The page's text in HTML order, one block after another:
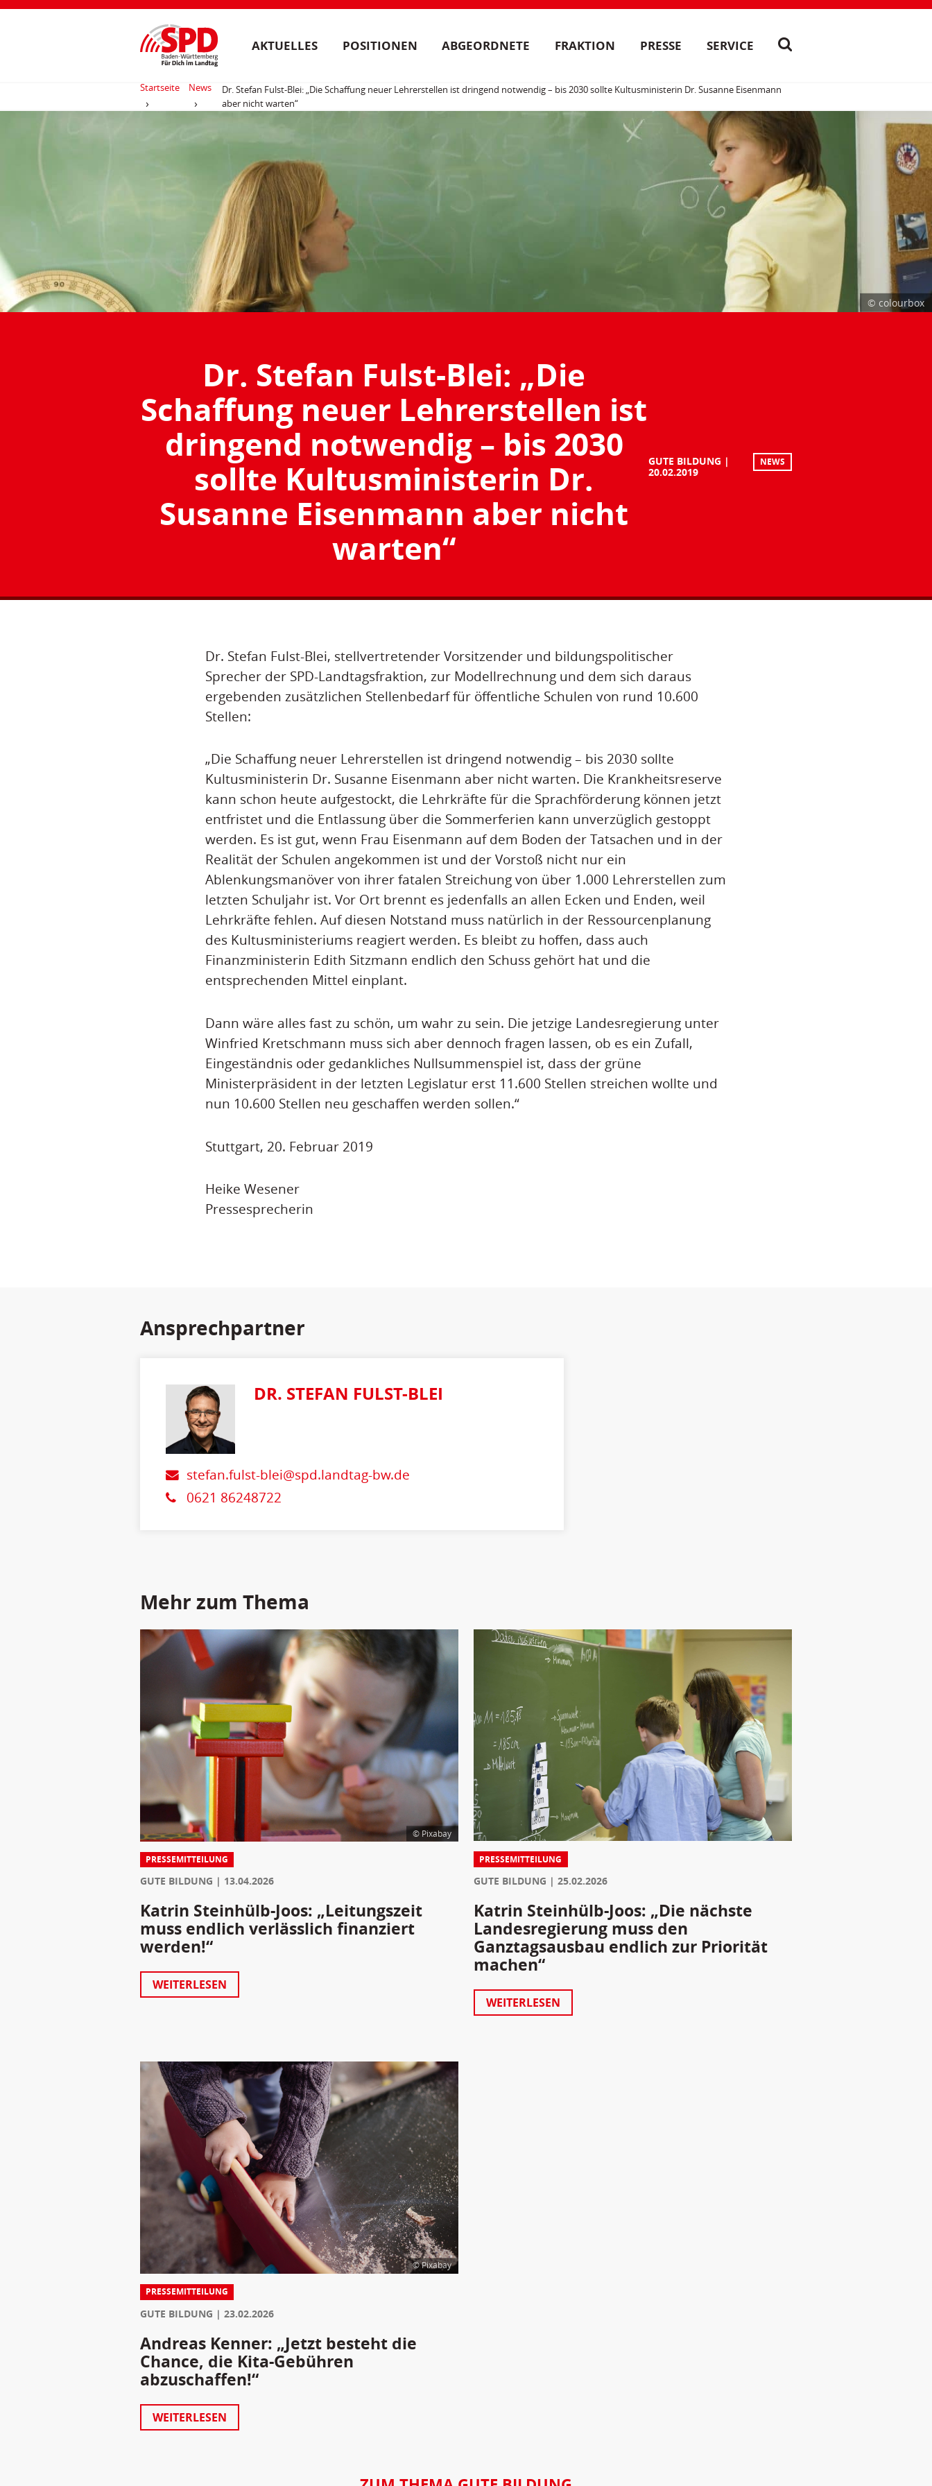
AKTUELLES POSITIONEN ABGEORDNETE FRAKTION PRESSE SERVICE
Startseite News
Dr. Stefan Fulst-Blei: „Die Schaffung neuer Lehrerstellen ist dringend notwendig – bis 2030 sollte Kultusministerin Dr. Susanne Eisenmann
aber nicht warten“
© colourbox
Dr. Stefan Fulst-Blei: „Die
Schaffung neuer Lehrerstellen ist
dringend notwendig – bis 2030
sollte Kultusministerin Dr.
Susanne Eisenmann aber nicht
warten“
GUTE BILDUNG
20.02.2019
NEWS
Dr. Stefan Fulst-Blei, stellvertretender Vorsitzender und bildungspolitischer
Sprecher der SPD-Landtagsfraktion, zur Modellrechnung und dem sich daraus
ergebenden zusätzlichen Stellenbedarf für öffentliche Schulen von rund 10.600
Stellen:
„Die Schaffung neuer Lehrerstellen ist dringend notwendig – bis 2030 sollte
Kultusministerin Dr. Susanne Eisenmann aber nicht warten. Die Krankheitsreserve
kann schon heute aufgestockt, die Lehrkräfte für die Sprachförderung können jetzt
entfristet und die Entlassung über die Sommerferien kann unverzüglich gestoppt
werden. Es ist gut, wenn Frau Eisenmann auf dem Boden der Tatsachen und in der
Realität der Schulen angekommen ist und der Vorstoß nicht nur ein
Ablenkungsmanöver von ihrer fatalen Streichung von über 1.000 Lehrerstellen zum
letzten Schuljahr ist. Vor Ort brennt es jedenfalls an allen Ecken und Enden, weil
Lehrkräfte fehlen. Auf diesen Notstand muss natürlich in der Ressourcenplanung
des Kultusministeriums reagiert werden. Es bleibt zu hoffen, dass auch
Finanzministerin Edith Sitzmann endlich den Schuss gehört hat und die
entsprechenden Mittel einplant.
Dann wäre alles fast zu schön, um wahr zu sein. Die jetzige Landesregierung unter
Winfried Kretschmann muss sich aber dennoch fragen lassen, ob es ein Zufall,
Eingeständnis oder gedankliches Nullsummenspiel ist, dass der grüne
Ministerpräsident in der letzten Legislatur erst 11.600 Stellen streichen wollte und
nun 10.600 Stellen neu geschaffen werden sollen.“
Stuttgart, 20. Februar 2019
Heike Wesener
Pressesprecherin
Ansprechpartner
DR. STEFAN FULST-BLEI
stefan.fulst-blei@spd.landtag-bw.de
0621 86248722
Mehr zum Thema
© Pixabay
PRESSEMITTEILUNG
GUTE BILDUNG 13.04.2026
Katrin Steinhülb-Joos: „Leitungszeit
muss endlich verlässlich finanziert
werden!“
WEITERLESEN
PRESSEMITTEILUNG
GUTE BILDUNG 25.02.2026
Katrin Steinhülb-Joos: „Die nächste
Landesregierung muss den
Ganztagsausbau endlich zur Priorität
machen“
WEITERLESEN
© Pixabay
PRESSEMITTEILUNG
GUTE BILDUNG 23.02.2026
Andreas Kenner: „Jetzt besteht die
Chance, die Kita-Gebühren
abzuschaffen!“
WEITERLESEN